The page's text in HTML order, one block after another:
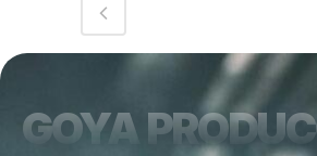
GOYA